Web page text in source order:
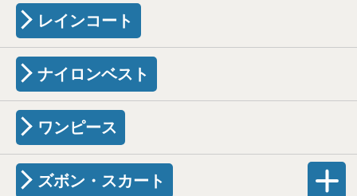
レインコート
ナイロンベスト
ワンピース
ズボン・スカート